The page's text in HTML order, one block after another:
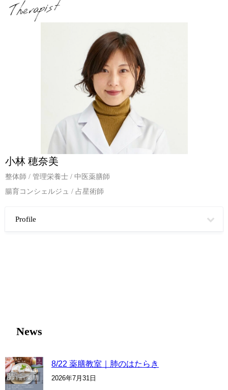
小林 穂奈美
整体師 / 管理栄養士 / 中医薬膳師
腸育コンシェルジュ / 占星術師
Profile
News
8/22 薬膳教室｜肺のはたらき
2026年7月31日